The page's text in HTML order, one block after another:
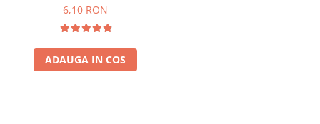
6,10 RON
ADAUGA IN COS